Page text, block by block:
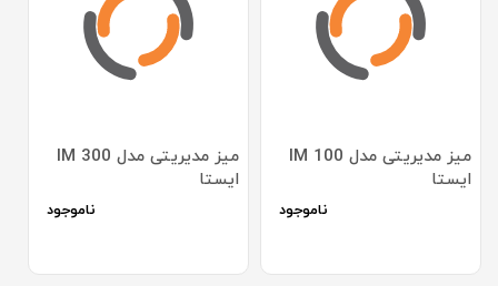
میز مدیریتی مدل IM 100
ایستا
ناموجود
میز مدیریتی مدل IM 300
ایستا
ناموجود